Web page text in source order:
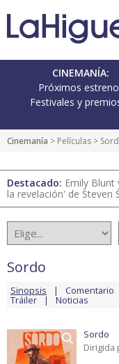
CINEMANÍA:
Próximos
Festivales y
Cinemanía > Películas >
Destacado: Emily Blunt
la revelación' de Steven
Sordo
Sinopsis Comentario
Tráiler Noticias
Sordo
Dirigida